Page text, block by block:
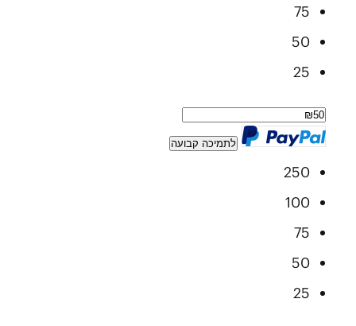
75
50
25
לתמיכה קבועה
250
100
75
50
25